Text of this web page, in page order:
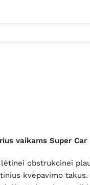
vaikams Super Car
obstrukcinei
kvėpavimo